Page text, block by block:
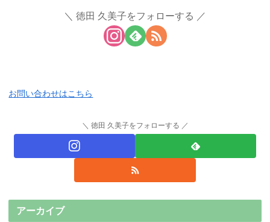
徳田 久美子をフォローする
お問い合わせはこちら
徳田 久美子をフォローする
アーカイブ